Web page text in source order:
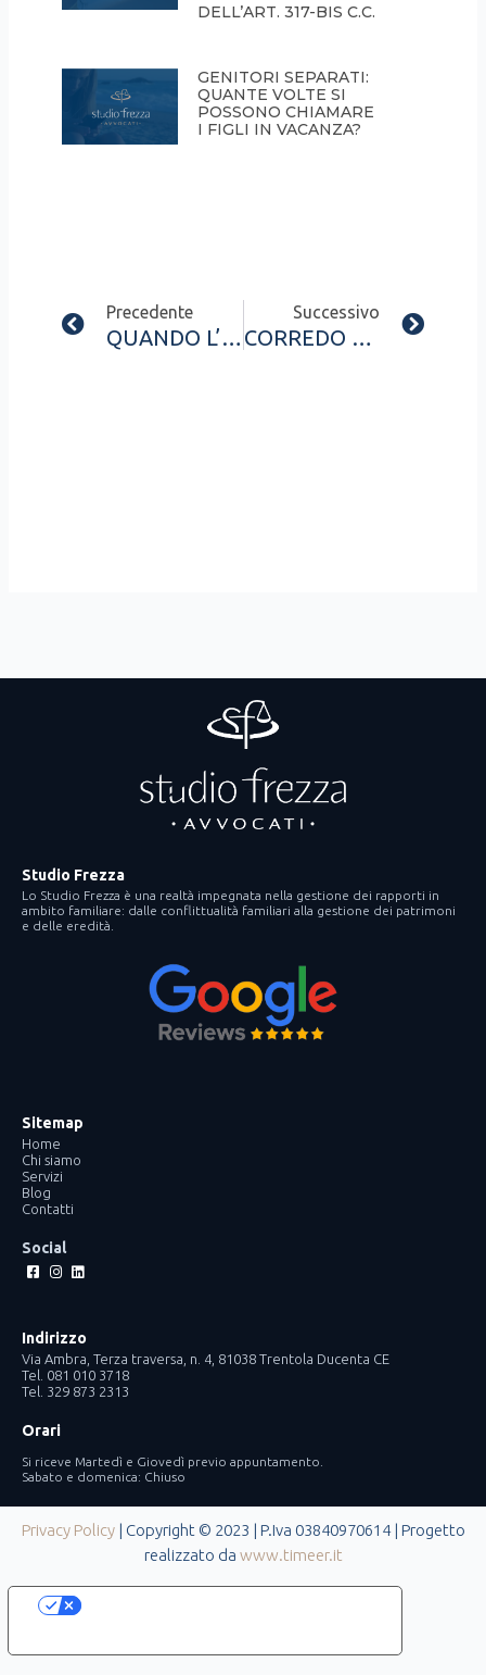
DELL’ART. 317-BIS C.C.
GENITORI SEPARATI:
QUANTE VOLTE SI
POSSONO CHIAMARE
I FIGLI IN VACANZA?
Precedente
QUANDO L’AMORE FINISCE: UNA SEPARAZIONE SENZA CONFLITTI
Successivo
CORREDO SCOLASTICO: CHI PAGA TRA MAMMA E PAPA’ SEPARATI?
Studio Frezza
Lo Studio Frezza è una realtà impegnata nella gestione dei rapporti in
ambito familiare: dalle conflittualità familiari alla gestione dei patrimoni
e delle eredità.
Sitemap
Home
Chi siamo
Servizi
Blog
Contatti
Social
Facebook-
square
Instagram
Linkedin
Indirizzo
Via Ambra, Terza traversa, n. 4, 81038 Trentola Ducenta CE
Tel. 081 010 3718
Tel. 329 873 2313
Orari
Si riceve Martedì e Giovedì previo appuntamento.
Sabato e domenica: Chiuso
Privacy Policy| Copyright © 2023 | P.Iva 03840970614 | Progetto
realizzato da www.timeer.it
Le tue preferenze relative alla privacy